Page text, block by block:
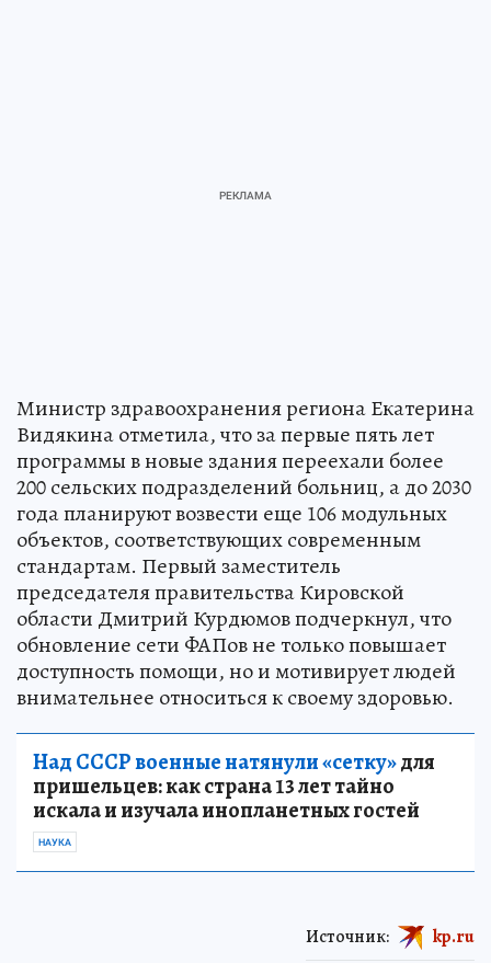
Министр здравоохранения региона Екатерина
Видякина отметила, что за первые пять лет
программы в новые здания переехали более
200 сельских подразделений больниц, а до 2030
года планируют возвести еще 106 модульных
объектов, соответствующих современным
стандартам. Первый заместитель
председателя правительства Кировской
области Дмитрий Курдюмов подчеркнул, что
обновление сети ФАПов не только повышает
доступность помощи, но и мотивирует людей
внимательнее относиться к своему здоровью.
Над СССР военные натянули «сетку»для
пришельцев: как страна 13 лет тайно
искала и изучала инопланетных гостей
НАУКА
Источник: kp.ru